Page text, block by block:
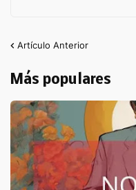
Artículo Anterior
Más populares